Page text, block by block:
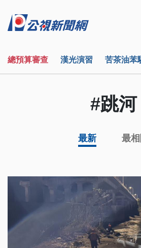
總預算審查 漢光演習 苦茶油苯
#跳河
最新 最